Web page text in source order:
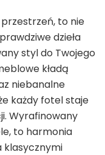
to nie
dzieła
styl do Twojego
kładą
niebanalne
każdy fotel staje
Wyrafinowany
to harmonia
klasycznymi